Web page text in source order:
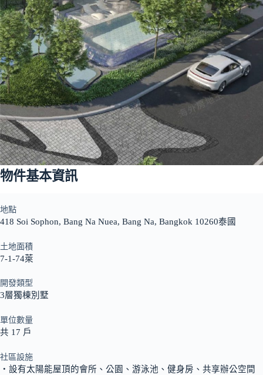
物件基本資訊
地點
418 Soi Sophon, Bang Na Nuea, Bang Na, Bangkok 10260泰國
土地面積
7-1-74萊
開發類型
3層獨棟別墅
單位數量
共 17 戶
社區設施
‧設有太陽能屋頂的會所、公園、游泳池、健身房、共享辦公空間